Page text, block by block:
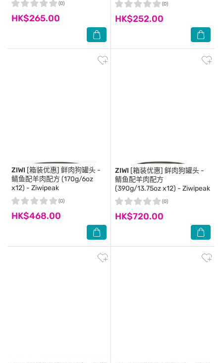
HK$265.00
(0)
HK$252.00
(0)
ZIWI [箱装优惠] 鲜肉狗罐头 -
鲭鱼配羊肉配方 (170g/6oz
x12) - Ziwipeak
HK$468.00
(0)
ZIWI [箱装优惠] 鲜肉狗罐头 -
鲭鱼配羊肉配方
(390g/13.75oz x12) - Ziwipeak
HK$720.00
(0)